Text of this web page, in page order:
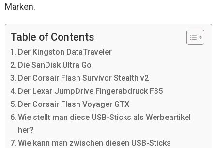
Marken.
Table of Contents
Der Kingston DataTraveler
Die SanDisk Ultra Go
Der Corsair Flash Survivor Stealth v2
Der Lexar JumpDrive Fingerabdruck F35
Der Corsair Flash Voyager GTX
Wie stellt man diese USB-Sticks als Werbeartikel
her?
Wie kann man zwischen diesen USB-Sticks